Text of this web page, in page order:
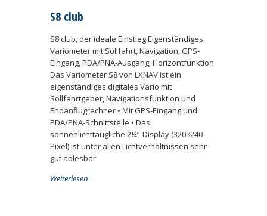
S8 club
S8 club, der ideale Einstieg Eigenständiges
Variometer mit Sollfahrt, Navigation, GPS-
Eingang, PDA/PNA-Ausgang, Horizontfunktion
Das Variometer S8 von LXNAV ist ein
eigenständiges digitales Vario mit
Sollfahrtgeber, Navigationsfunktion und
Endanflugrechner • Mit GPS-Eingang und
PDA/PNA-Schnittstelle • Das
sonnenlichttaugliche 2¼“-Display (320×240
Pixel) ist unter allen Lichtverhältnissen sehr
gut ablesbar
Weiterlesen